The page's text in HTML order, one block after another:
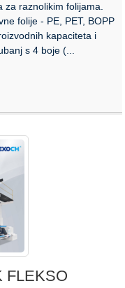
za raznolikim folijama.
folije - PE, PET, BOPP
kapaciteta i
s 4 boje (...
FLEKSO